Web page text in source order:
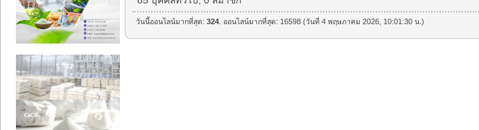
วันนี้ออนไลน์มากที่สุด:324 . ออนไลน์มากที่สุด: 16598 (วันที่ 4 พฤษภาคม 2026, 10:01:30 น.)